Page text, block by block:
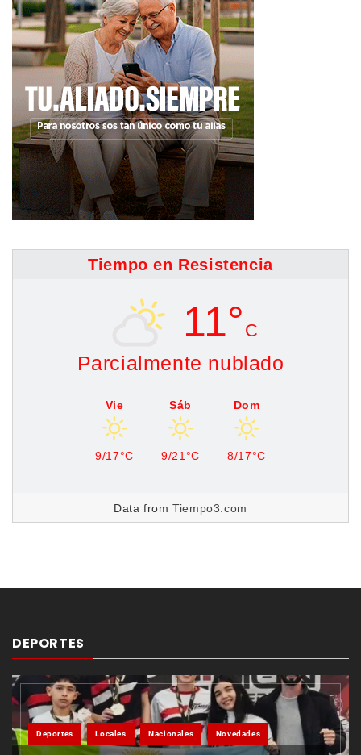
Tiempo en Resistencia
11° C
Parcialmente nublado
Vie
9/17°C
Sáb
9/21°C
Dom
8/17°C
Data fromTiempo3.com
DEPORTES
Deportes Locales Nacionales Novedades